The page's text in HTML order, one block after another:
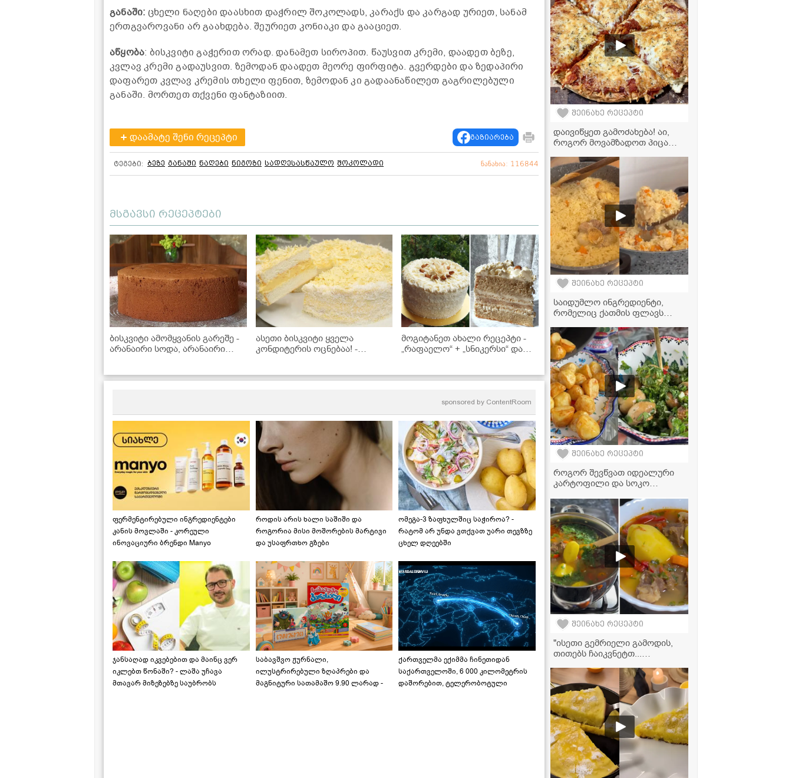
განაში: ცხელი ნაღები დაასხით დაჭრილ შოკოლადს, კარაქს და კარგად ურიეთ, სანამ
ერთგვაროვანი არ გაახდება. შეურიეთ კონიაკი და გააციეთ.
აწყობა: ბისკვიტი გაჭერით ორად. დანამეთ სიროპით. წაუსვით კრემი, დაადეთ ბეზე,
კვლავ კრემი გადაუსვით. ზემოდან დაადეთ მეორე ფირფიტა. გვერდები და ზედაპირი
დაფარეთ კვლავ კრემის თხელი ფენით, ზემოდან კი გადაანაწილეთ გაგრილებული
განაში. მორთეთ თქვენი ფანტაზიით.
დაამატე შენი რეცეპტი გაზიარება
ტეგები: ბეზე განაში ნაღები ნიგოზი სადღესასწაულო შოკოლადი ნანახია: 116844
მსგავსი რეცეპტები
ბისკვიტი ამომყვანის გარეშე -
არანაირი სოდა, არანაირი
ასეთი ბისკვიტი ყველა
კონდიტერის ოცნებაა! -
მოგიტანეთ ახალი რეცეპტი -
„რაფაელო“ + „სნიკერსი“ და
sponsored by ContentRoom
ფერმენტირებული ინგრედიენტები
კანის მოვლაში - კორეული
ინოვაციური ბრენდი Manyo
როდის არის ხალი საშიში და
როგორია მისი მოშორების მარტივი
და უსაფრთხო გზები
ომეგა-3 ზაფხულშიც საჭიროა? -
რატომ არ უნდა ვთქვათ უარი თევზზე
ცხელ დღეებში
ჯანსაღად იკვებებით და მაინც ვერ
იკლებთ წონაში? - ლაშა უჩავა
მთავარ მიზეზებზე საუბრობს
საბავშვო ჟურნალი,
ილუსტრირებული ზღაპრები და
მაგნიტური სათამაშო 9.90 ლარად -
ქართველმა ექიმმა ჩინეთიდან
საქართველოში, 6 000 კილომეტრის
დაშორებით, ტელერობოტული
შეინახე რეცეპტი
დაივიწყეთ გამოძახება! აი,
როგორ მოვამზადოთ პიცა
10-ჯერ უფრო გემრიელად!
შეინახე რეცეპტი
საიდუმლო ინგრედიენტი,
რომელიც ქათმის ფლავს
აძლევს!
შეინახე რეცეპტი
როგორ შევწვათ იდეალური
კარტოფილი და სოკო
რეცეპტი
შეინახე რეცეპტი
"ისეთი გემრიელი გამოდის,
თითებს ჩაიკვნეტთ...
რეცეპტი!" - საქონლის ხორცის
წვნიანი ბოსტნეულთან ერთად